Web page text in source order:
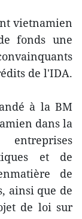
vietnamien
fonds une
de l'IDA.
à la BM
dans la
et de
de
ainsi que de
de loi sur